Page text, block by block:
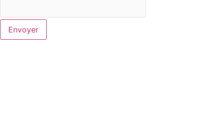
Envoyer